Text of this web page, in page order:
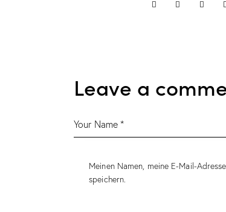
Leave a
Meinen Namen, meine E-Mail-
speichern.